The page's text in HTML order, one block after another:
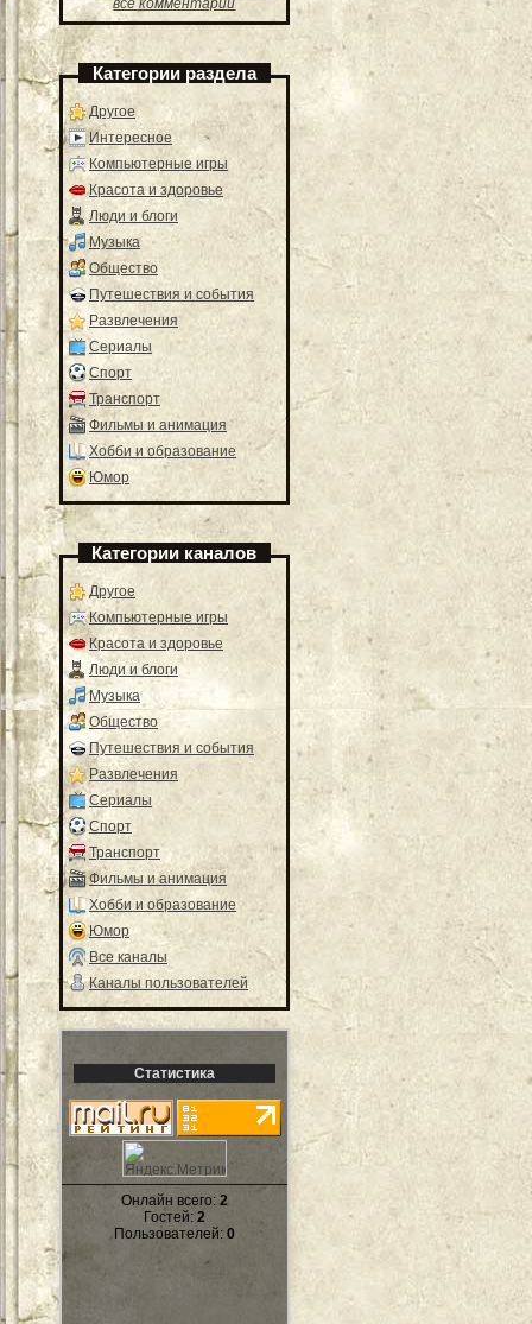
все комментарии
Категории раздела
Другое
Интересное
Компьютерные игры
Красота и здоровье
Люди и блоги
Музыка
Общество
Путешествия и события
Развлечения
Сериалы
Спорт
Транспорт
Фильмы и анимация
Хобби и образование
Юмор
Категории каналов
Другое
Компьютерные игры
Красота и здоровье
Люди и блоги
Музыка
Общество
Путешествия и события
Развлечения
Сериалы
Спорт
Транспорт
Фильмы и анимация
Хобби и образование
Юмор
Все каналы
Каналы пользователей
Статистика
Онлайн всего: 2
Гостей: 2
Пользователей: 0